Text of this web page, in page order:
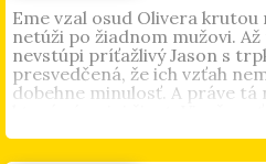
Eme vzal osud Olivera
netúži po žiadnom mužovi.
nevstúpi príťažlivý Jason s
presvedčená, že ich vzťah
dobehne minulosť. A práve tá